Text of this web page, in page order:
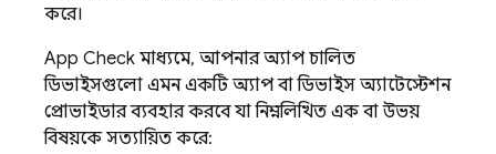
করে।
App Check মাধ্যমে, আপনার অ্যাপ চালিত
ডিভাইসগুলো এমন একটি অ্যাপ বা ডিভাইস অ্যাটেস্টেশন
প্রোভাইডার ব্যবহার করবে যা নিম্নলিখিত এক বা উভয়
বিষয়কে সত্যায়িত করে: